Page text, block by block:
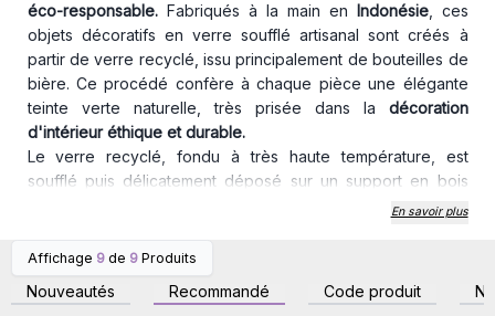
éco-responsable. Fabriqués à la main en Indonésie, ces
objets décoratifs en verre soufflé artisanal sont créés à
partir de verre recyclé, issu principalement de bouteilles de
bière. Ce procédé confère à chaque pièce une élégante
teinte verte naturelle, très prisée dans la décoration
d'intérieur éthique et durable.
Le verre recyclé, fondu à très haute température, est
soufflé puis délicatement déposé sur un support en bois
naturel. Le verre chaud épouse alors parfaitement la forme
Chaque pièce est unique, avec des formes, bulles et reliefs
mélange harmonieux de verre soufflé et de bois brut donne
En savoir plus
Affichage 9 de 9 Produits
Nouveautés Recommandé Code produit
Connectez-vous ou
inscrivez-vous pour
accéder aux prix de gros
inscrivez-vous pour
accéder aux prix de gros